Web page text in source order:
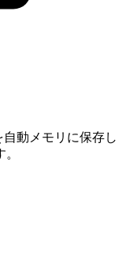
動メモリに保存し